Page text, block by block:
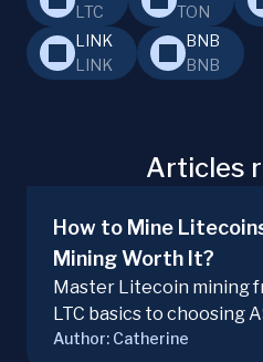
LTC
TON
LINK
LINK
BNB
BNB
Articles
How to Mine
Mining Worth It?
Master Litecoin mining
LTC basics to choosing
joining mining pools.
Author: Catherine